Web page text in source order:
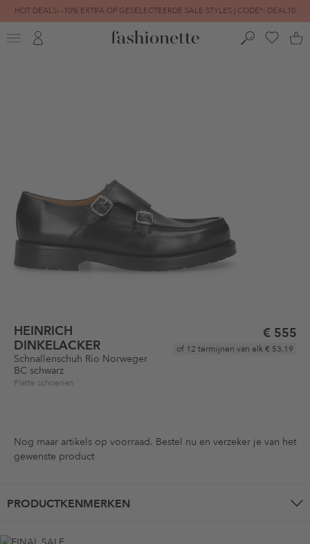
HOT DEALS: -10% EXTRA OP GESELECTEERDE SALE STYLES | CODE*: DEAL10
FINAL SALE | TOT -80% GEREDUCEERD
HEINRICH
DINKELACKER
Schnallenschuh Rio Norweger
BC schwarz
Platte schoenen
€ 555
of 12 termijnen van elk€ 53,19
Nog maar artikels op voorraad. Bestel nu en verzeker je van het
gewenste product
PRODUCTKENMERKEN